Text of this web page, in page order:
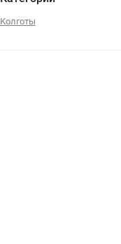
Колготы